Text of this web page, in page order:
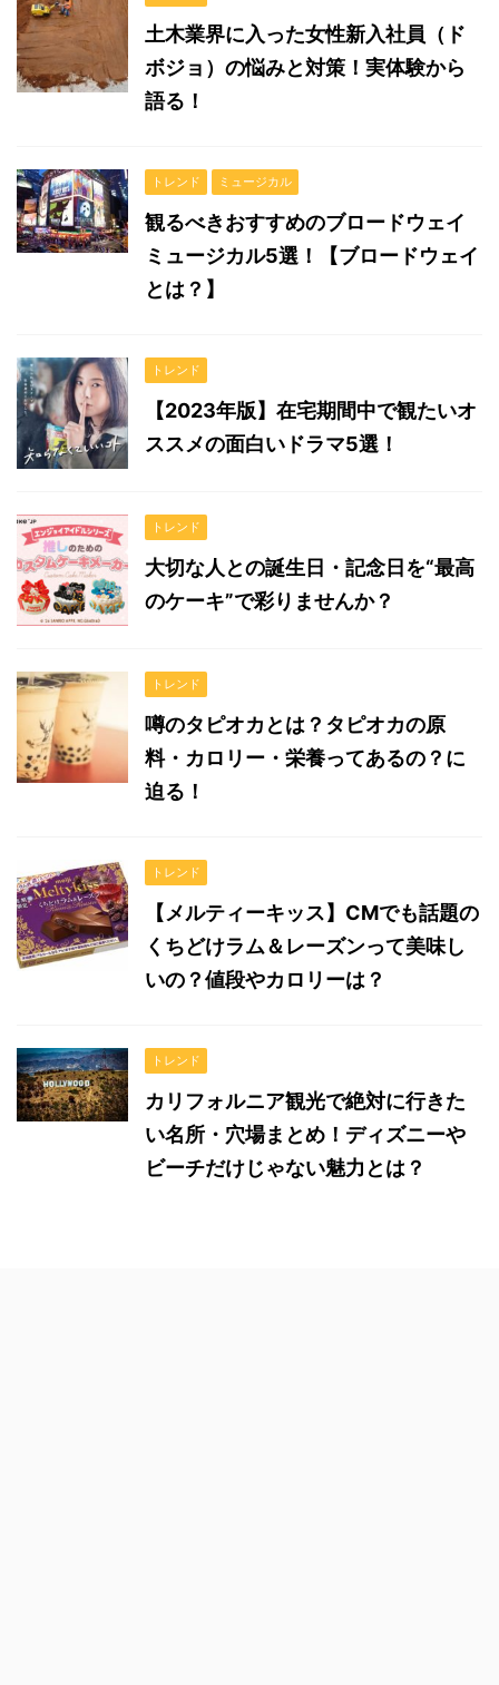
土木業界に入った女性新入社員（ド
ボジョ）の悩みと対策！実体験から
語る！
トレンド ミュージカル
観るべきおすすめのブロードウェイ
ミュージカル5選！【ブロードウェイ
とは？】
トレンド
【2023年版】在宅期間中で観たいオ
ススメの面白いドラマ5選！
トレンド
大切な人との誕生日・記念日を“最高
のケーキ”で彩りませんか？
トレンド
噂のタピオカとは？タピオカの原
料・カロリー・栄養ってあるの？に
迫る！
トレンド
【メルティーキッス】CMでも話題の
くちどけラム＆レーズンって美味し
いの？値段やカロリーは？
トレンド
カリフォルニア観光で絶対に行きた
い名所・穴場まとめ！ディズニーや
ビーチだけじゃない魅力とは？